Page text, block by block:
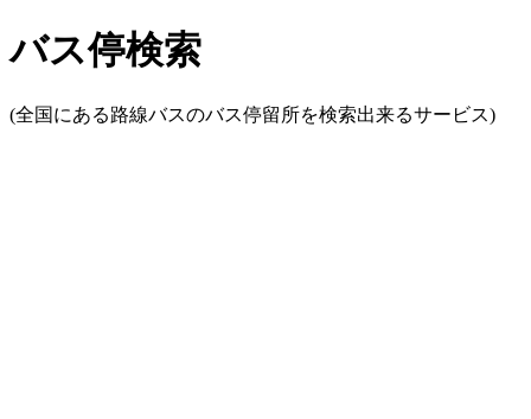
バス停検索
(全国にある路線バスのバス停留所を検索出来るサービス)